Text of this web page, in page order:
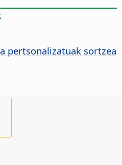
pertsonalizatuak sortzea